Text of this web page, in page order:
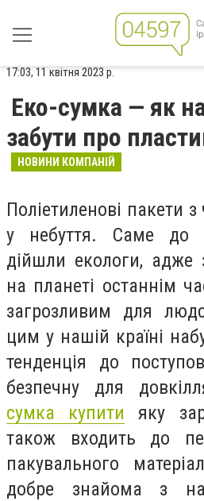
17:03, 11 квітня 2023 р.
Еко-сумка — як
забути про
НОВИНИ КОМПАНІЙ
Поліетиленові пакети
у небуття. Саме до
дійшли екологи, адже
на планеті останнім
загрозливим для
цим у нашій країні
тенденція до
безпечну для
сумка купити яку
також входить до
пакувального
добре знайома з